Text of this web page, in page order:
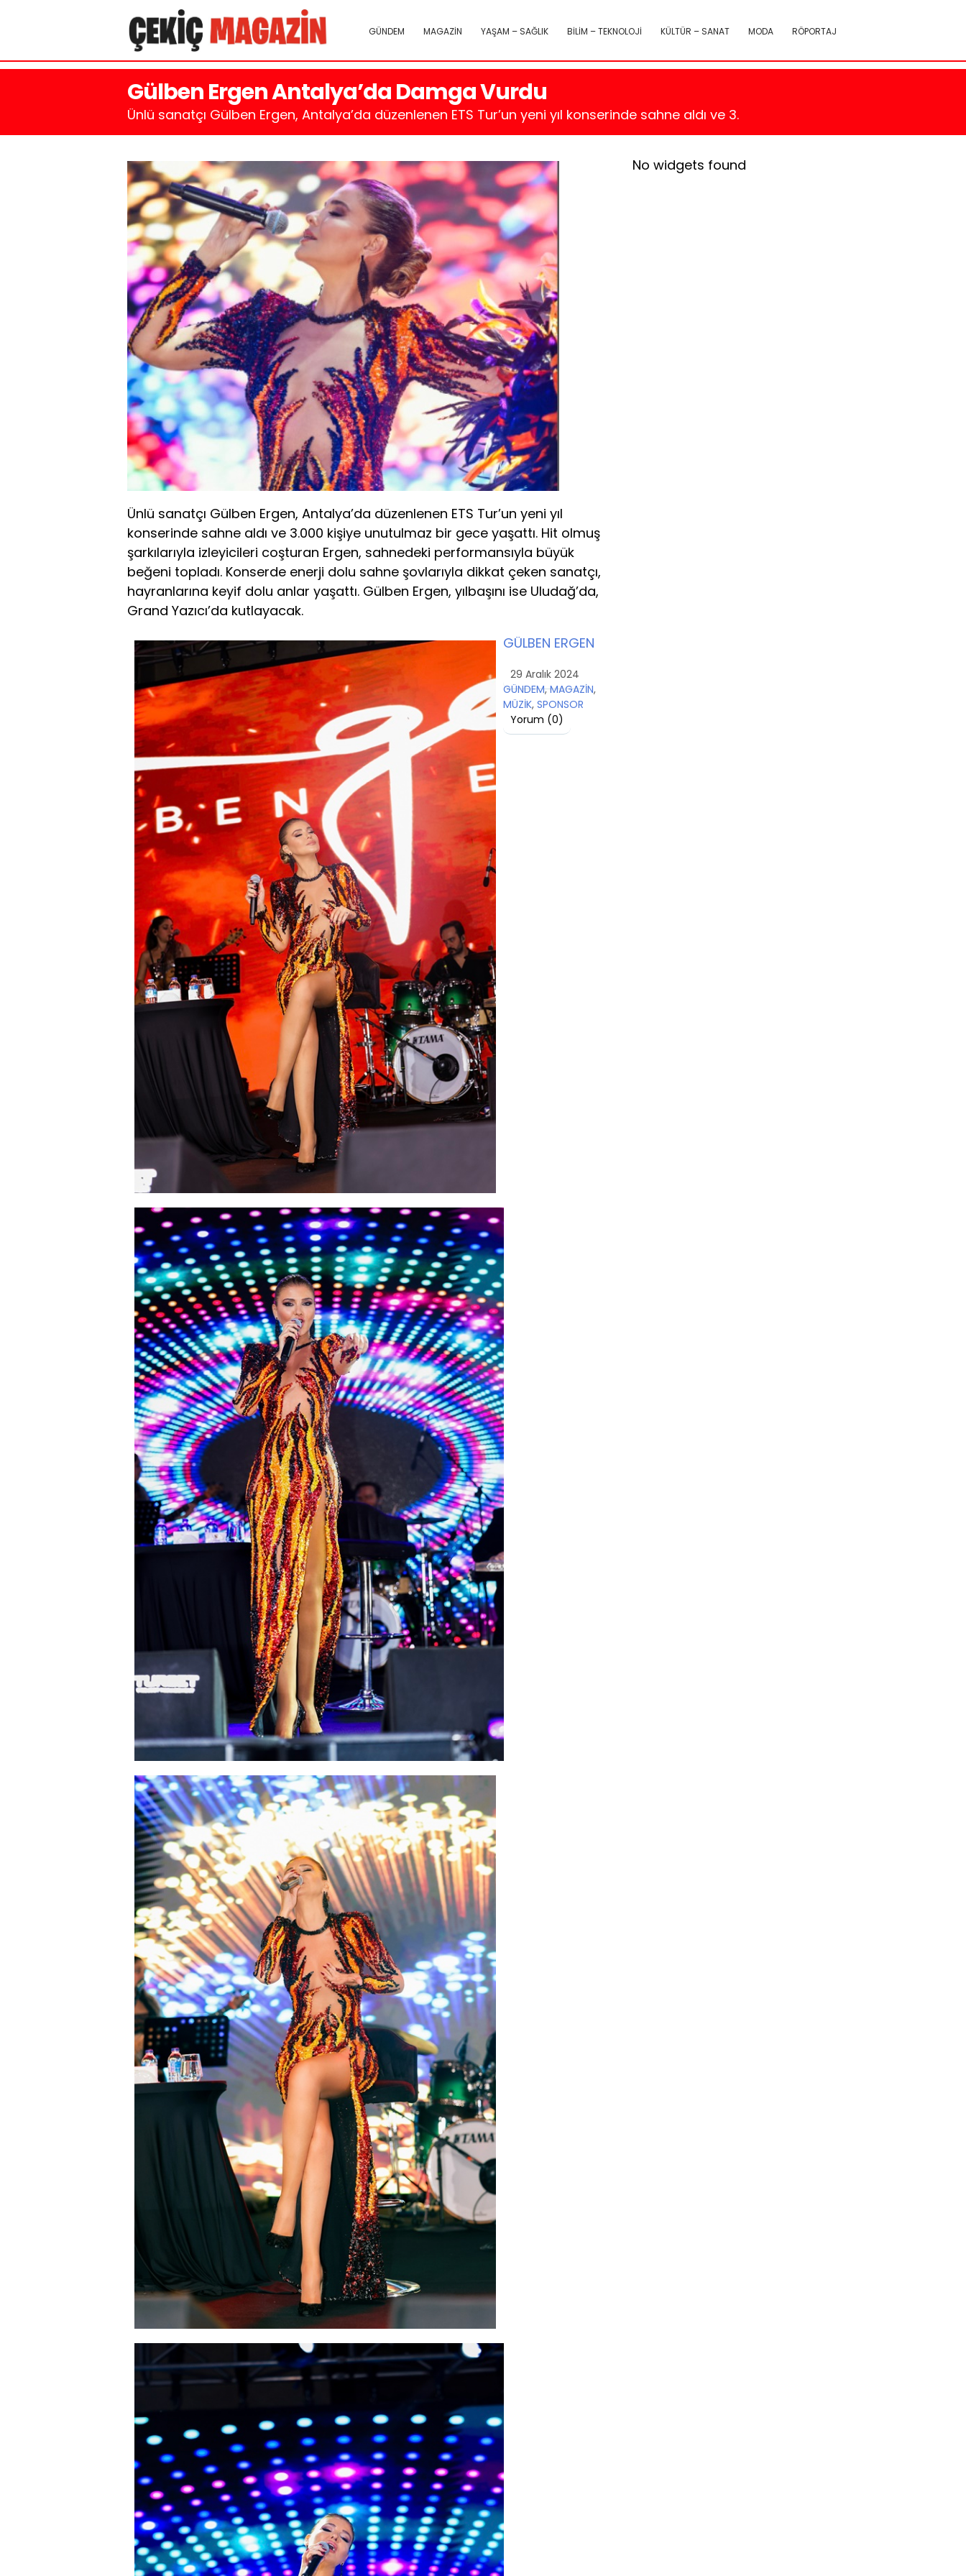
GÜNDEM MAGAZİN YAŞAM – SAĞLIK BİLİM – TEKNOLOJİ KÜLTÜR – SANAT MODA RÖPORTAJ
Gülben Ergen Antalya’da Damga Vurdu
Ünlü sanatçı Gülben Ergen, Antalya’da düzenlenen ETS Tur’un yeni yıl konserinde sahne aldı ve 3.
Ünlü sanatçı Gülben Ergen, Antalya’da düzenlenen ETS Tur’un yeni yıl
konserinde sahne aldı ve 3.000 kişiye unutulmaz bir gece yaşattı. Hit olmuş
şarkılarıyla izleyicileri coşturan Ergen, sahnedeki performansıyla büyük
beğeni topladı. Konserde enerji dolu sahne şovlarıyla dikkat çeken sanatçı,
hayranlarına keyif dolu anlar yaşattı. Gülben Ergen, yılbaşını ise Uludağ’da,
Grand Yazıcı’da kutlayacak.
GÜLBEN ERGEN
29 Aralık 2024
GÜNDEM,MAGAZİN,
MÜZİK, SPONSOR
Yorum (0)
No widgets found